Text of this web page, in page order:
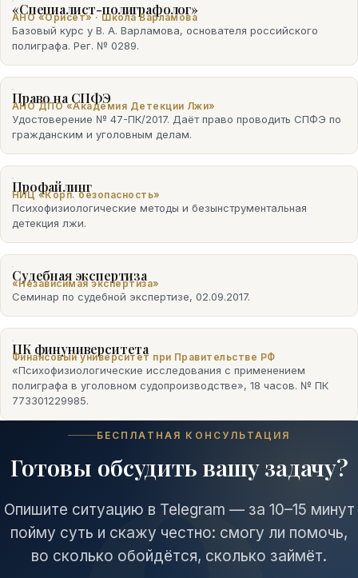
«Специалист-полиграфолог»
АНО «Орисет» · Школа Варламова
Базовый курс у В. А. Варламова, основателя российского
полиграфа. Рег. № 0289.
Право на СПФЭ
АНО ДПО «Академия Детекции Лжи»
Удостоверение № 47-ПК/2017. Даёт право проводить СПФЭ по
гражданским и уголовным делам.
Профайлинг
НИЦ «Корп. безопасность»
Психофизиологические методы и безынструментальная
детекция лжи.
Судебная экспертиза
«Независимая экспертиза»
Семинар по судебной экспертизе, 02.09.2017.
ПК финуниверситета
Финансовый университет при Правительстве РФ
«Психофизиологические исследования с применением
полиграфа в уголовном судопроизводстве», 18 часов. № ПК
773301229985.
БЕСПЛАТНАЯ КОНСУЛЬТАЦИЯ
Готовы обсудить вашу задачу?
Опишите ситуацию в Telegram — за 10–15 минут
пойму суть и скажу честно: смогу ли помочь,
во сколько обойдётся, сколько займёт.